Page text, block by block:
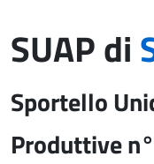
SUAP di
Sportello
Produttive